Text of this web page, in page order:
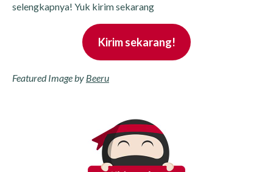
selengkapnya! Yuk kirim sekarang
Kirim sekarang!
Featured Image by Beeru